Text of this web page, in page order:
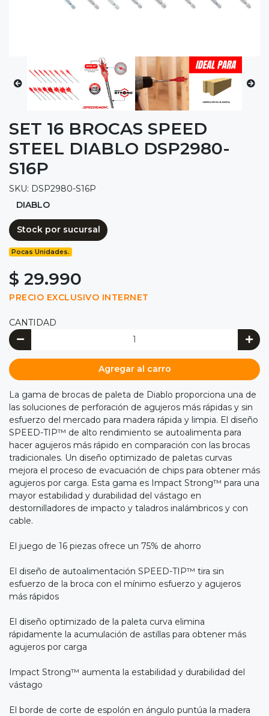
SET 16 BROCAS SPEED
STEEL DIABLO DSP2980-
S16P
SKU: DSP2980-S16P
DIABLO
Stock por sucursal
Pocas Unidades.
$ 29.990
PRECIO EXCLUSIVO INTERNET
CANTIDAD
Agregar al carro
La gama de brocas de paleta de Diablo proporciona una de
las soluciones de perforación de agujeros más rápidas y sin
esfuerzo del mercado para madera rápida y limpia. El diseño
SPEED-TIP™ de alto rendimiento se autoalimenta para
hacer agujeros más rápido en comparación con las brocas
tradicionales. Un diseño optimizado de paletas curvas
mejora el proceso de evacuación de chips para obtener más
agujeros por carga. Esta gama es Impact Strong™ para una
mayor estabilidad y durabilidad del vástago en
destornilladores de impacto y taladros inalámbricos y con
cable.
El juego de 16 piezas ofrece un 75% de ahorro
El diseño de autoalimentación SPEED-TIP™ tira sin
esfuerzo de la broca con el mínimo esfuerzo y agujeros
más rápidos
El diseño optimizado de la paleta curva elimina
rápidamente la acumulación de astillas para obtener más
agujeros por carga
Impact Strong™ aumenta la estabilidad y durabilidad del
vástago
El borde de corte de espolón en ángulo puntúa la madera